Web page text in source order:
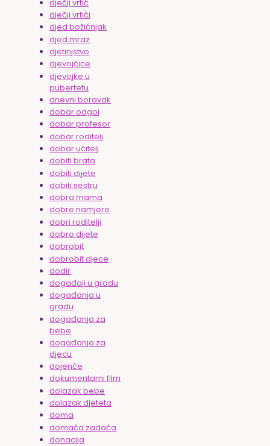
dječji vrtić
dječji vrtići
djed božićnjak
djed mraz
djetinjstvo
djevojčice
djevojke u
pubertetu
dnevni boravak
dobar odgoj
dobar profesor
dobar roditelj
dobar učitelj
dobiti brata
dobiti dijete
dobiti sestru
dobra mama
dobre namjere
dobri roditelji
dobro dijete
dobrobit
dobrobit djece
dodir
događaji u gradu
događanja u
gradu
događanja za
bebe
događanja za
djecu
dojenče
dokumentarni film
dolazak bebe
dolazak djeteta
doma
domaća zadaća
donacija